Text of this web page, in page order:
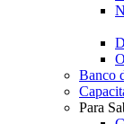
Banco
Para